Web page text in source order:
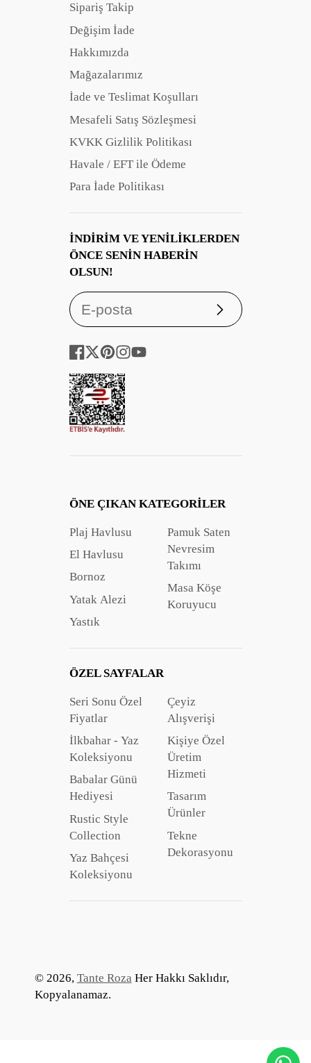
Sipariş Takip
Değişim İade
Hakkımızda
Mağazalarımız
İade ve Teslimat Koşulları
Mesafeli Satış Sözleşmesi
KVKK Gizlilik Politikası
Havale / EFT ile Ödeme
Para İade Politikası
İNDIRIM VE YENILIKLERDEN
ÖNCE SENIN HABERIN
OLSUN!
Abone
ÖNE ÇIKAN KATEGORILER
Plaj Havlusu
El Havlusu
Bornoz
Yatak Alezi
Yastık
Pamuk Saten
Nevresim
Takımı
Masa Köşe
Koruyucu
ÖZEL SAYFALAR
Seri Sonu Özel
Fiyatlar
İlkbahar - Yaz
Koleksiyonu
Babalar Günü
Hediyesi
Rustic Style
Collection
Yaz Bahçesi
Koleksiyonu
Çeyiz
Alışverişi
Kişiye Özel
Üretim
Hizmeti
Tasarım
Ürünler
Tekne
Dekorasyonu
© 2026, Tante Roza Her Hakkı Saklıdır,
Kopyalanamaz.